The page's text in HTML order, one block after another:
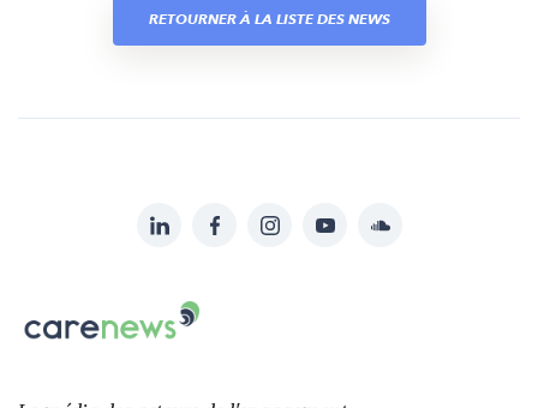
RETOURNER À LA LISTE DES NEWS
sur:
LinkedInFacebookInstagramYouTubeSoundcloud
Le
des